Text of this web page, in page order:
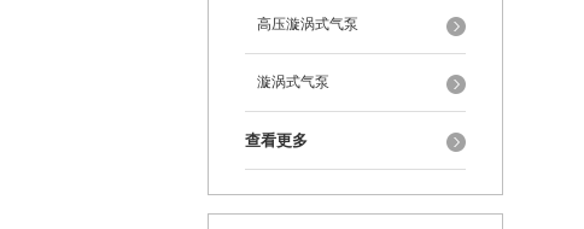
高压漩涡式气泵
漩涡式气泵
查看更多